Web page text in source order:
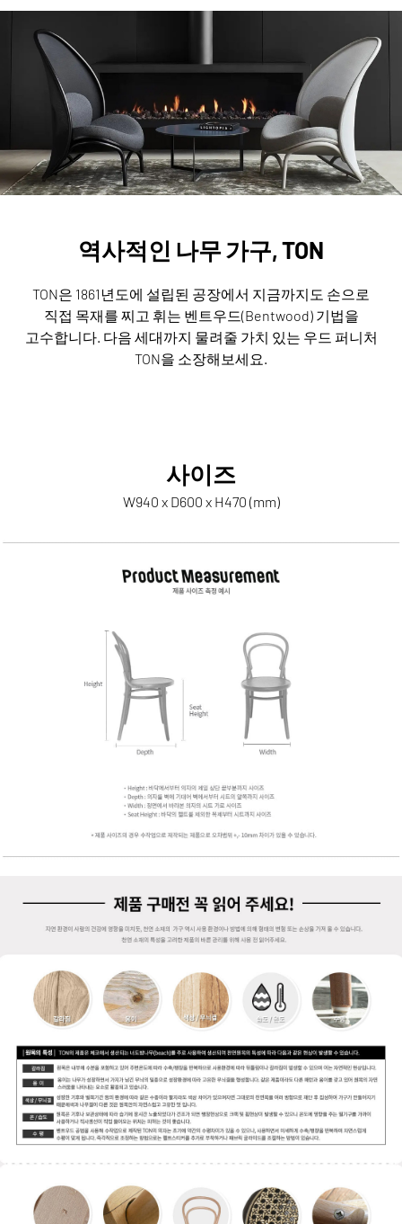
역사적인 나무 가구, TON
TON은 1861년도에 설립된 공장에서 지금까지도 손으로
직접 목재를 찌고 휘는 벤트우드(Bentwood) 기법을
고수합니다. 다음 세대까지 물려줄 가치 있는 우드 퍼니처
TON을 소장해보세요.
사이즈
W940 x D600 x H470 (mm)